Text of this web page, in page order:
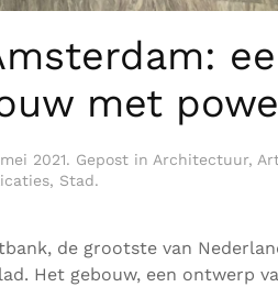
met
2021. Gepost in Architectuur,
, Stad.
de grootste van
Het gebouw, een ontwerp